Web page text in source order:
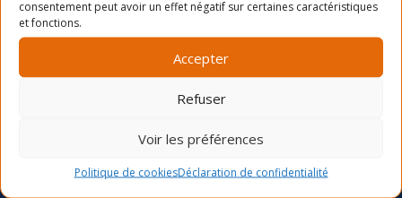
consentement peut avoir un effet négatif sur certaines caractéristiques
et fonctions.
Accepter
Refuser
Voir les préférences
Politique de cookiesDéclaration de confidentialité
Ancré dans le quartier Rosemont depuis 1966, le Service
des Loisirs Angus-Bourbonnière contribue significative à
offrant des activités physiques, sportives, culturelles,
accessibles et de qualité. Pour réaliser cette mission, le
printemps, été et automne), une programmation d’ateliers
durant l’été et un d’une semaine durant la relâche scolaire.